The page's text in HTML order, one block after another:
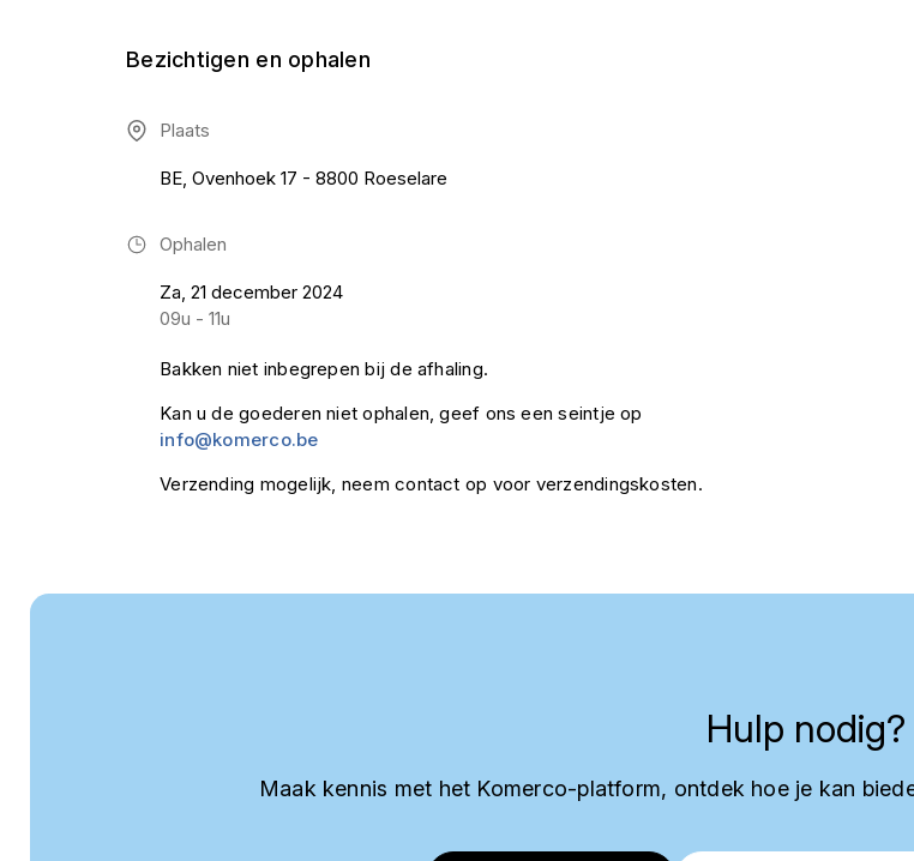
Bezichtigen en ophalen
Plaats
BE, Ovenhoek 17 - 8800 Roeselare
Ophalen
Za, 21 december 2024
09u - 11u
Bakken niet inbegrepen bij de afhaling.
Kan u de goederen niet ophalen, geef ons een seintje op
info@komerco.be
Verzending mogelijk, neem contact op voor verzendingskosten.
Hulp nodig?
Maak kennis met het Komerco-platform, ontdek hoe je kan